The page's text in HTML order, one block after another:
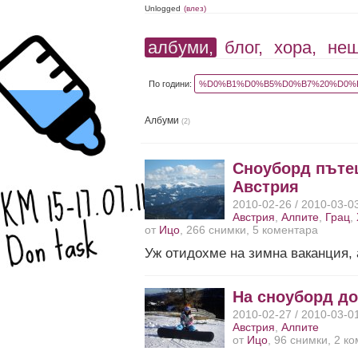
Unlogged (влез)
албуми, блог, хора,
По години:
Албуми(2)
Сноуборд
Австрия
2010-02-26 / 2010-03-
Австрия ,Алпите Грац ,
от Ицо , 266 снимки, 5 коментара
Уж отидохме на зимна
На сноуборд
2010-02-27 / 2010-03-
Австрия ,Алпите
от Ицо , 96 снимки, 2